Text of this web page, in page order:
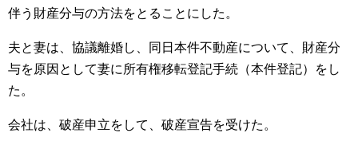
伴う財産分与の方法をとることにした。
夫と妻は、協議離婚し、同日本件不動産について、財産分
与を原因として妻に所有権移転登記手続（本件登記）をし
た。
会社は、破産申立をして、破産宣告を受けた。